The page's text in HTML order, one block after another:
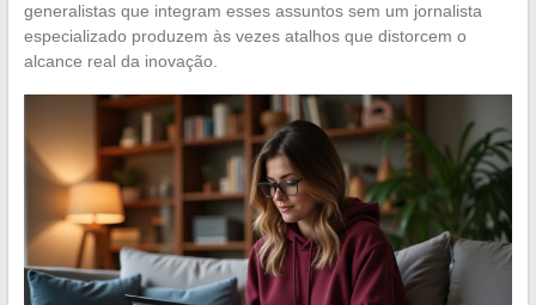
generalistas que integram esses assuntos sem um jornalista
especializado produzem às vezes atalhos que distorcem o
alcance real da inovação.